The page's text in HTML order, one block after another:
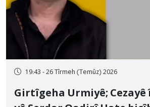
19:43 - 26 Tîrmeh (Temûz) 2026
Girtîgeha Urmiyê;